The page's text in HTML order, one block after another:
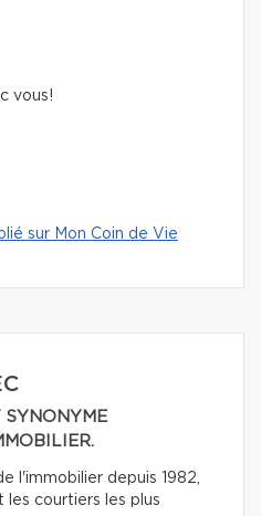
vous!
sur Mon Coin de Vie
SYNONYME
l'immobilier depuis 1982,
les courtiers les plus